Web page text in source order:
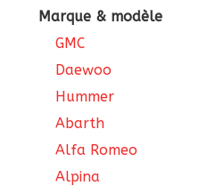
Marque & modèle
GMC
Daewoo
Hummer
Abarth
Alfa Romeo
Alpina